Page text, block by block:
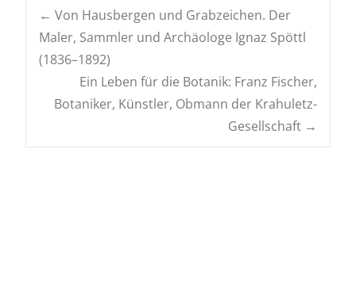
Navigation
posten
← Von Hausbergen und Grabzeichen. Der
Maler, Sammler und Archäologe Ignaz Spöttl
(1836–1892)
Ein Leben für die Botanik: Franz Fischer,
Botaniker, Künstler, Obmann der Krahuletz-
Gesellschaft →